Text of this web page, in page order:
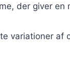
der giver en
variationer af